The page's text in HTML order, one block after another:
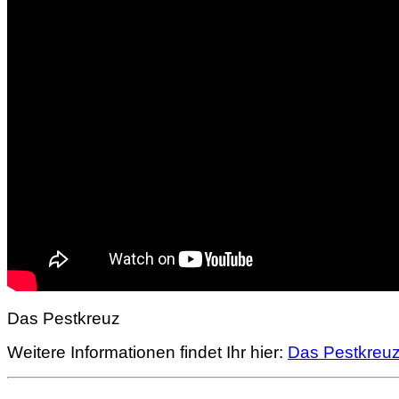
Das Pestkreuz
Weitere Informationen findet Ihr hier: Das